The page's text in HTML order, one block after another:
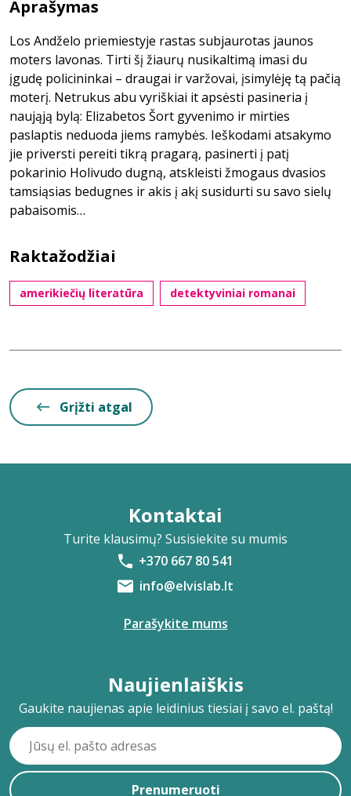
Aprašymas
Los Andželo priemiestyje rastas subjaurotas jaunos
moters lavonas. Tirti šį žiaurų nusikaltimą imasi du
įgudę policininkai – draugai ir varžovai, įsimylėję tą pačią
moterį. Netrukus abu vyriškiai it apsėsti pasineria į
naująją bylą: Elizabetos Šort gyvenimo ir mirties
paslaptis neduoda jiems ramybės. Ieškodami atsakymo
jie priversti pereiti tikrą pragarą, pasinerti į patį
pokarinio Holivudo dugną, atskleisti žmogaus dvasios
tamsiąsias bedugnes ir akis į akį susidurti su savo sielų
pabaisomis…
Raktažodžiai
amerikiečių literatūra detektyviniai romanai
Grįžti atgal
Kontaktai
Turite klausimų? Susisiekite su mumis
+370 667 80 541
info@elvislab.lt
Parašykite mums
Naujienlaiškis
Gaukite naujienas apie leidinius tiesiai į savo el. paštą!
Prenumeruoti